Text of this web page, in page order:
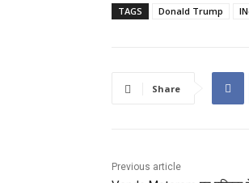
TAGS Donald Trump
Share
Previous article